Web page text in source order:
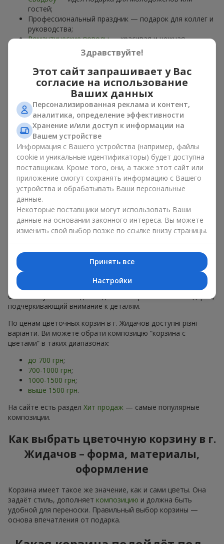
гостей;
Профессиональный праздник — подарок для коллег и
руководства;
Романтические поводы— красивая и нежная
Корпоративные события— подарок деловому
партнёру.
Цветочная корзина — универсальный подарок для любого
возраста. Стильные ручные композиции позволяют
передать любые эмоции: благодарность, восхищение,
поддержку,любовь
Виды цветочных корзин в г.
Жидачов: классика,
романтика, минимализм
Ассортимент цветочных корзин наflowers.uaвключает
варианты на любой вкус:
Классические композиции— сочетанияроз, лилий,
хризантемв строгих формах;
Минималистичные решения— натуральные формы,
акцент на цвет или текстуру.
Есть также
VIP-композиции— роскошные корзины для
особых случаев. Каждое изделие — оригинальный подарок,
подчёркивающий внимание к деталям.
По ценам цветочных корзин в г. Жидачов доступні різні
варіанти. Ви можете обрати композицію “корзина с
цветами” в таких диапазонах:
до 700 грн;
700-1000 грн;
1000-1500 грн;
выше 1500 грн.
На сайте есть раздел Хит продаж — самые популярные
композиции.
Как выбрать цветочную корзину в г.
Жидачов – форма, материалы,
оформление
Корзина имеет такое же значение, как и сами цветы. Она
задаёт стиль, дополняет композицию и должна быть
удобной для переноски. Правильный выбор корзины —
основа впечатления от подарка.
Здравствуйте!
Этот сайт запрашивает у Вас
согласие на использование
Ваших данных
Персонализированная реклама и контент,
аналитика, определение эффективности
Хранение и/или доступ к информации на
Вашем устройстве
Информация с Вашего устройства (например, файлы
cookie и уникальные идентификаторы) будет доступна
поставщикам. Кроме того, они, а также этот сайт или
приложение смогут сохранять информацию с Вашего
устройства и обрабатывать Ваши персональные
данные.
Некоторые поставщики могут использовать Ваши
данные на основании законного интереса. Вы можете
изменить свой выбор позже по ссылке внизу страницы.
Принять все
Настройки